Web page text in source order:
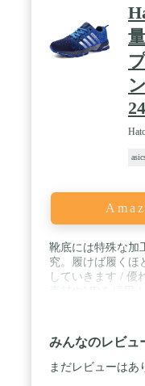
靴底には特殊な加
究。履けば履くほ
していきます / 優
ファッションに
ツシューズなら
用時の季節を選
ス 素材：ウール /
ンだけでなく、通
みんなのレビュ
まだレビューはあ